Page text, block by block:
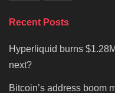
Recent Posts
Hyperliquid burns
next?
Bitcoin’s address boom